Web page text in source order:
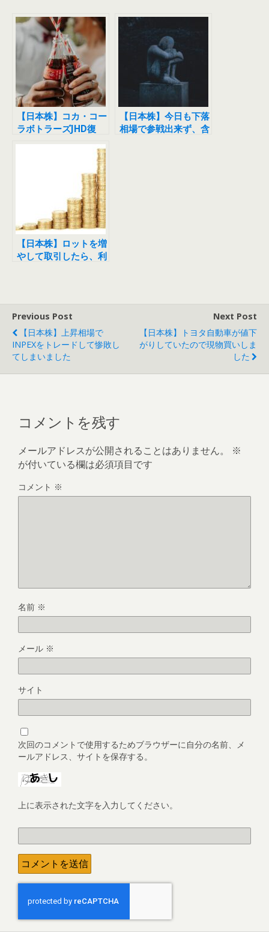
【日本株】コカ・コー
ラボトラーズJHD復
活！日本航空も快調
【日本株】今日も下落
相場で参戦出来ず、含
【日本株】ロットを増
やして取引したら、利
Previous Post
【日本株】上昇相場で
INPEXをトレードして惨敗し
てしまいました
Next Post
【日本株】トヨタ自動車が値下
がりしていたので現物買いしま
した
コメントを残す
メールアドレスが公開されることはありません。
※
が付いている欄は必須項目です
コメント ※
名前 ※
メール ※
サイト
次回のコメントで使用するためブラウザーに自分の名前、メ
ールアドレス、サイトを保存する。
上に表示された文字を入力してください。